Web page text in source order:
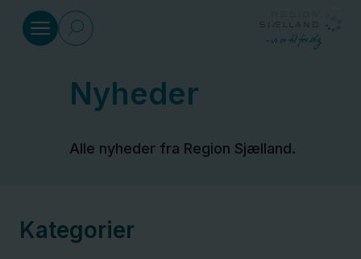
Sundhed
Social
og
Nyheder
Alle nyheder fra Region Sjælland.
Kategorier